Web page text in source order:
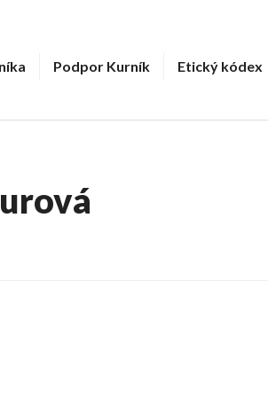
Podpor Kurník
Etický kódex